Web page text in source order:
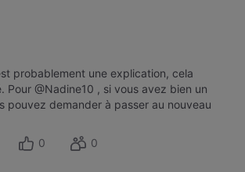
probablement une explication, cela
Pour @Nadine10 , si vous avez bien un
pouvez demander à passer au nouveau
à
0 0